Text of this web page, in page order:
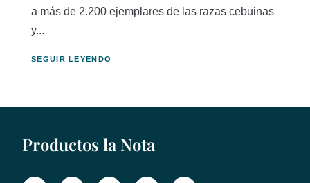
a más de 2.200 ejemplares de las razas cebuinas
y...
SEGUIR LEYENDO
Productos la Nota